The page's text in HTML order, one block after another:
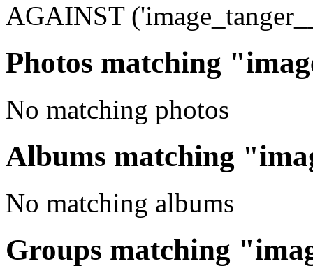
AGAINST
Photos matching
No matching photos
Albums matching
No matching albums
Groups matching